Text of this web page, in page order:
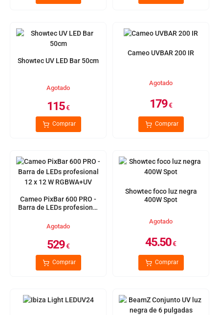
Showtec UV LED Bar 50cm
Agotado
115€
Comprar
Cameo UVBAR 200 IR
Agotado
179€
Comprar
Cameo PixBar 600 PRO -
Barra de LEDs profesional
Agotado
529€
Comprar
Showtec foco luz negra
400W Spot
Agotado
45.50€
Comprar